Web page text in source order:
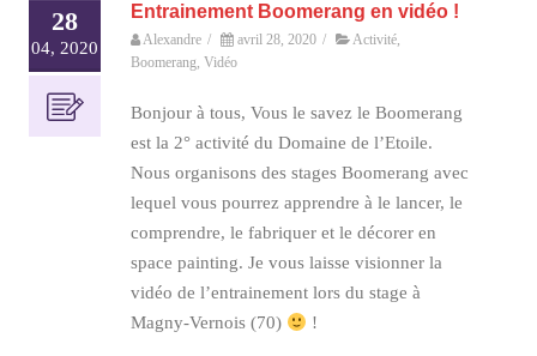
28
04, 2020
Entrainement Boomerang en vidéo !
Alexandre / avril 28, 2020 / Activité
Boomerang Vidéo
Bonjour à tous, Vous le savez le Boomerang
est la 2° activité du Domaine de l’Etoile.
Nous organisons des stages Boomerang avec
lequel vous pourrez apprendre à le lancer, le
comprendre, le fabriquer et le décorer en
space painting. Je vous laisse visionner la
vidéo de l’entrainement lors du stage à
Magny-Vernois (70)
!